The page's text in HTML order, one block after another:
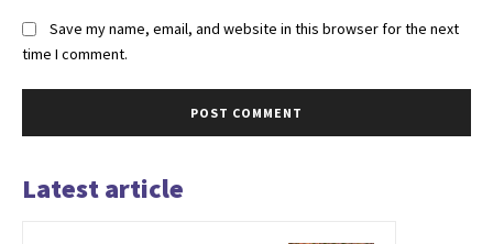
Save my name, email, and website in this browser for the next
time I comment.
Latest article